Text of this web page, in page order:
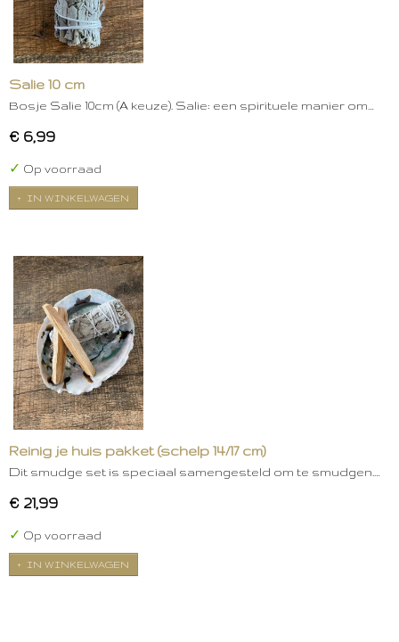
Salie 10 cm
Bosje Salie 10cm (A keuze). Salie: een spirituele manier om…
€ 6,99
✓ Op voorraad
IN WINKELWAGEN
Reinig je huis pakket (schelp 14/17 cm)
Dit smudge set is speciaal samengesteld om te smudgen.…
€ 21,99
✓ Op voorraad
IN WINKELWAGEN